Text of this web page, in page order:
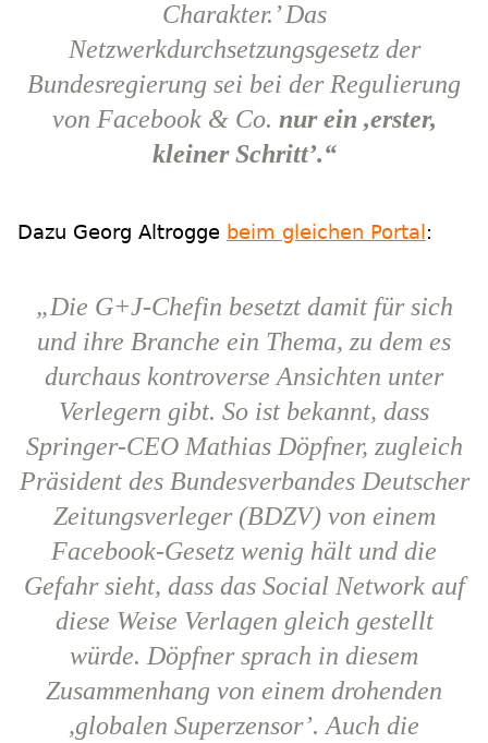
Charakter.’ Das
Netzwerkdurchsetzungsgesetz der
Bundesregierung sei bei der Regulierung
von Facebook & Co. nur ein ,erster,
kleiner Schritt’.“
Dazu Georg Altrogge beim gleichen Portal :
„Die G+J-Chefin besetzt damit für sich
und ihre Branche ein Thema, zu dem es
durchaus kontroverse Ansichten unter
Verlegern gibt. So ist bekannt, dass
Springer-CEO Mathias Döpfner, zugleich
Präsident des Bundesverbandes Deutscher
Zeitungsverleger (BDZV) von einem
Facebook-Gesetz wenig hält und die
Gefahr sieht, dass das Social Network auf
diese Weise Verlagen gleich gestellt
würde. Döpfner sprach in diesem
Zusammenhang von einem drohenden
,globalen Superzensor’. Auch die